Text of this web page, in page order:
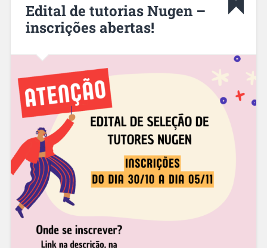
Edital de tutorias Nugen –
inscrições abertas!